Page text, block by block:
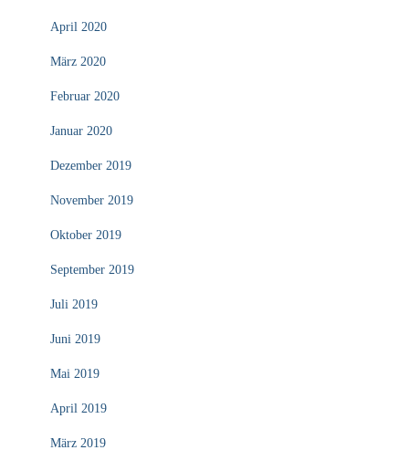
April 2020
März 2020
Februar 2020
Januar 2020
Dezember 2019
November 2019
Oktober 2019
September 2019
Juli 2019
Juni 2019
Mai 2019
April 2019
März 2019